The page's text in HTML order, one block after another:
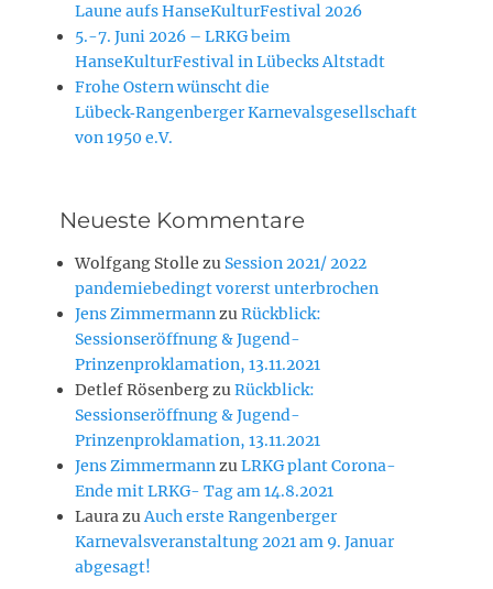
Laune aufs HanseKulturFestival 2026
5.-7. Juni 2026 – LRKG beim
HanseKulturFestival in Lübecks Altstadt
Frohe Ostern wünscht die
Lübeck‑Rangenberger Karnevalsgesellschaft
von 1950 e.V.
Neueste Kommentare
Wolfgang Stolle zu Session 2021/ 2022
pandemiebedingt vorerst unterbrochen
Jens ZimmermannzuRückblick:
Sessionseröffnung & Jugend-
Prinzenproklamation, 13.11.2021
Detlef RösenbergzuRückblick:
Sessionseröffnung & Jugend-
Prinzenproklamation, 13.11.2021
Jens ZimmermannzuLRKG plant Corona-
Ende mit LRKG- Tag am 14.8.2021
LaurazuAuch erste Rangenberger
Karnevalsveranstaltung 2021 am 9. Januar
abgesagt!